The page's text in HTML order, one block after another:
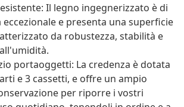
Il legno ingegnerizzato è di
eccezionale e presenta una superficie
da robustezza, stabilità e
portaoggetti: La credenza è dotata
e 3 cassetti, e offre un ampio
per riporre i vostri